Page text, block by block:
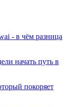
- в чём разница
начать путь в
покоряет